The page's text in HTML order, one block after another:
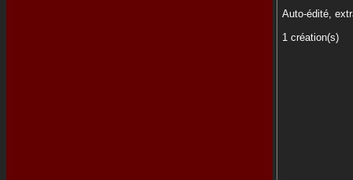
Auto-édité,
1 création(s)